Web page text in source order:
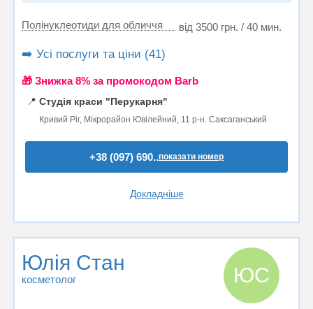
Полінуклеотиди для обличчя від 3500 грн. / 40 мин.
➡️ Усі послуги та ціни (41)
🎁 Знижка 8% за промокодом Barb
📍 Студія краси "Перукарня"
Кривий Ріг, Мікрорайон Ювілейний, 11 р-н. Саксаганський
+38 (097) 690..показати номер
Докладніше
Юлія Стан
косметолог ЮС